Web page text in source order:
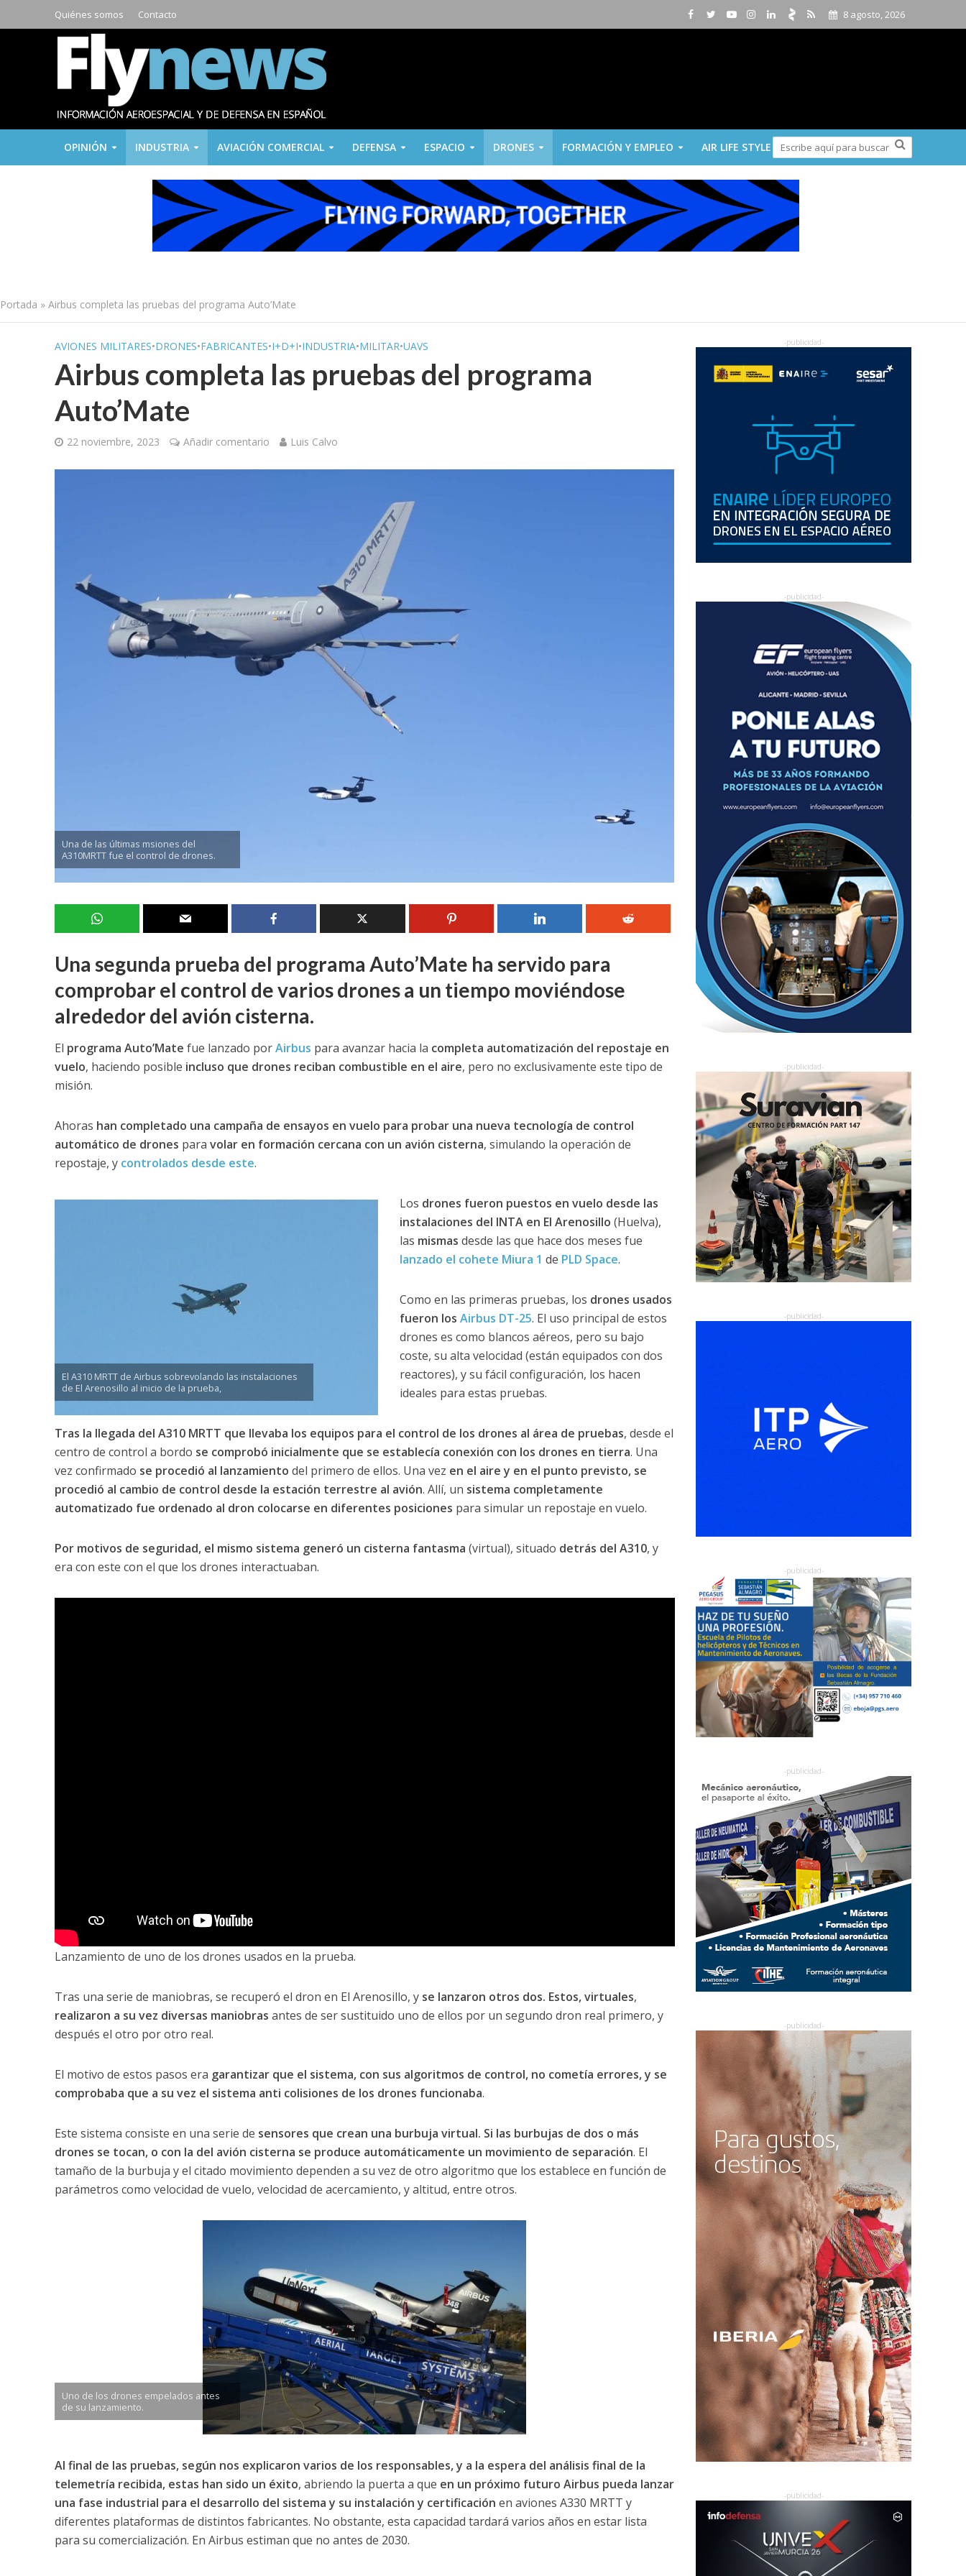
Quiénes somos Contacto 8 agosto, 2026
OPINIÓN INDUSTRIA AVIACIÓN COMERCIAL DEFENSA ESPACIO DRONES FORMACIÓN Y EMPLEO AIR LIFE STYLE
Portada » Airbus completa las pruebas del programa Auto’Mate
AVIONES MILITARES•DRONES•FABRICANTES•I+D+I•INDUSTRIA•MILITAR•UAVS
Airbus completa las pruebas del programa
Auto’Mate
22 noviembre, 2023 Añadir comentario Luis Calvo
Una de las últimas msiones del
A310MRTT fue el control de drones.
Una segunda prueba del programa Auto’Mate ha servido para
comprobar el control de varios drones a un tiempo moviéndose
alrededor del avión cisterna.
El programa Auto’Mate fue lanzado porAirbus para avanzar hacia la completa automatización del repostaje en
vuelo, haciendo posible incluso que drones reciban combustible en el aire, pero no exclusivamente este tipo de
misión.
Ahoras han completado una campaña de ensayos en vuelo para probar una nueva tecnología de control
automático de drones para volar en formación cercana con un avión cisterna, simulando la operación de
repostaje, y controlados desde este.
El A310 MRTT de Airbus sobrevolando las instalaciones
de El Arenosillo al inicio de la prueba,
Los drones fueron puestos en vuelo desde las
instalaciones del INTA en El Arenosillo (Huelva),
las mismas desde las que hace dos meses fue
lanzado el cohete Miura 1 de PLD Space.
Como en las primeras pruebas, los drones usados
fueron los Airbus DT-25. El uso principal de estos
drones es como blancos aéreos, pero su bajo
coste, su alta velocidad (están equipados con dos
reactores), y su fácil configuración, los hacen
ideales para estas pruebas.
Tras la llegada del A310 MRTT que llevaba los equipos para el control de los drones al área de pruebas, desde el
centro de control a bordo se comprobó inicialmente que se establecía conexión con los drones en tierra. Una
vez confirmado se procedió al lanzamiento del primero de ellos. Una vez en el aire y en el punto previsto, se
procedió al cambio de control desde la estación terrestre al avión. Allí, un sistema completamente
automatizado fue ordenado al dron colocarse en diferentes posiciones para simular un repostaje en vuelo.
Por motivos de seguridad, el mismo sistema generó un cisterna fantasma (virtual), situado detrás del A310, y
era con este con el que los drones interactuaban.
Lanzamiento de uno de los drones usados en la prueba.
Tras una serie de maniobras, se recuperó el dron en El Arenosillo, y se lanzaron otros dos. Estos, virtuales,
realizaron a su vez diversas maniobras antes de ser sustituido uno de ellos por un segundo dron real primero, y
después el otro por otro real.
El motivo de estos pasos era garantizar que el sistema, con sus algoritmos de control, no cometía errores, y se
comprobaba que a su vez el sistema anti colisiones de los drones funcionaba.
Este sistema consiste en una serie de sensores que crean una burbuja virtual. Si las burbujas de dos o más
drones se tocan, o con la del avión cisterna se produce automáticamente un movimiento de separación. El
tamaño de la burbuja y el citado movimiento dependen a su vez de otro algoritmo que los establece en función de
parámetros como velocidad de vuelo, velocidad de acercamiento, y altitud, entre otros.
Uno de los drones empelados antes
de su lanzamiento.
Al final de las pruebas, según nos explicaron varios de los responsables, y a la espera del análisis final de la
telemetría recibida, estas han sido un éxito, abriendo la puerta a que en un próximo futuro Airbus pueda lanzar
una fase industrial para el desarrollo del sistema y su instalación y certificación en aviones A330 MRTT y
diferentes plataformas de distintos fabricantes. No obstante, esta capacidad tardará varios años en estar lista
para su comercialización. En Airbus estiman que no antes de 2030.